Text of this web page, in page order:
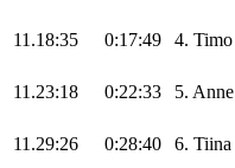
11.18:35 0:17:49 4. Timo
11.23:18 0:22:33 5. Anne
11.29:26 0:28:40 6. Tiina